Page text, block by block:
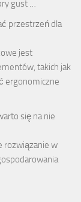
gust …
przestrzeń dla
jest
takich jak
ergonomiczne
się na nie
rozwiązanie w